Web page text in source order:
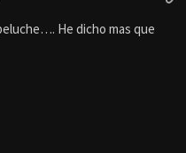
He dicho mas que